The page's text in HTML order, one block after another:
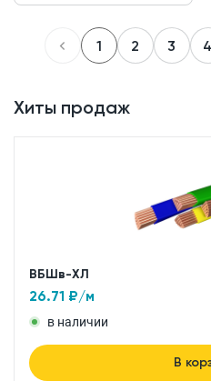
1 2 3 4
Хиты продаж
ВБШв-ХЛ
26.71 ₽/м
в наличии
В